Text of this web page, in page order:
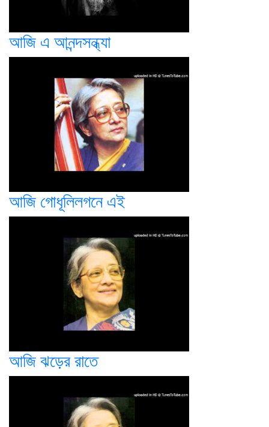
আজি এ আনন্দসন্ধ্যা
আজি গোধূলিলগনে এই
আজি ঝড়ের রাতে